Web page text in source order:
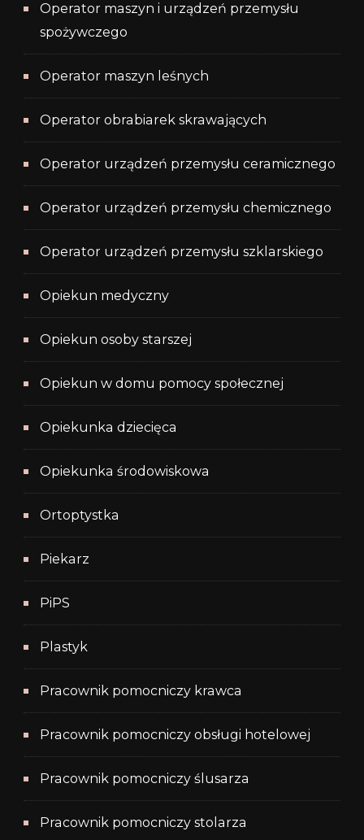
Operator maszyn i urządzeń przemysłu
spożywczego
Operator maszyn leśnych
Operator obrabiarek skrawających
Operator urządzeń przemysłu ceramicznego
Operator urządzeń przemysłu chemicznego
Operator urządzeń przemysłu szklarskiego
Opiekun medyczny
Opiekun osoby starszej
Opiekun w domu pomocy społecznej
Opiekunka dziecięca
Opiekunka środowiskowa
Ortoptystka
Piekarz
PiPS
Plastyk
Pracownik pomocniczy krawca
Pracownik pomocniczy obsługi hotelowej
Pracownik pomocniczy ślusarza
Pracownik pomocniczy stolarza